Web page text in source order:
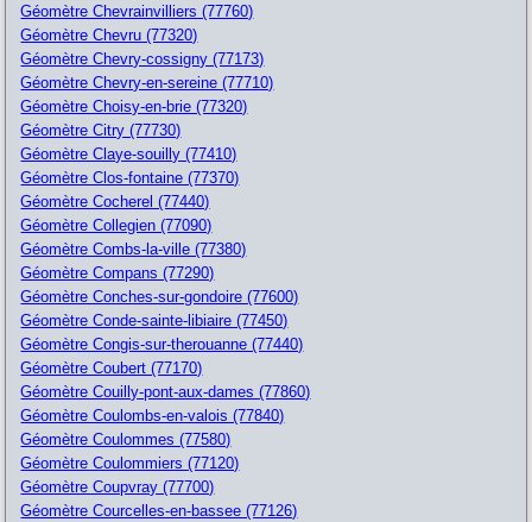
Géomètre Chevrainvilliers (77760)
Géomètre Chevru (77320)
Géomètre Chevry-cossigny (77173)
Géomètre Chevry-en-sereine (77710)
Géomètre Choisy-en-brie (77320)
Géomètre Citry (77730)
Géomètre Claye-souilly (77410)
Géomètre Clos-fontaine (77370)
Géomètre Cocherel (77440)
Géomètre Collegien (77090)
Géomètre Combs-la-ville (77380)
Géomètre Compans (77290)
Géomètre Conches-sur-gondoire (77600)
Géomètre Conde-sainte-libiaire (77450)
Géomètre Congis-sur-therouanne (77440)
Géomètre Coubert (77170)
Géomètre Couilly-pont-aux-dames (77860)
Géomètre Coulombs-en-valois (77840)
Géomètre Coulommes (77580)
Géomètre Coulommiers (77120)
Géomètre Coupvray (77700)
Géomètre Courcelles-en-bassee (77126)